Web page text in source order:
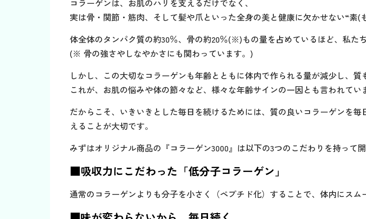
コラーゲンは、お肌のハリを支えるだけでなく、
実は骨・関節・筋肉、そして髪や爪といった全身の美と健康に欠かせない“素(
体全体のタンパク質の約30％、骨の約20％(※)もの量を占めているほど、私た
(※ 骨の強さやしなやかさにも関わっています。)
しかし、この大切なコラーゲンも年齢とともに体内で作られる量が減少し、質
これが、お肌の悩みや体の節々など、様々な年齢サインの一因とも言われてい
だからこそ、いきいきとした毎日を続けるためには、質の良いコラーゲンを
えることが大切です。
みずはオリジナル商品の『コラーゲン3000』は以下の3つのこだわりを持って開
■吸収力にこだわった「低分子コラーゲン」
通常のコラーゲンよりも分子を小さく（ペプチド化）することで、体内にスム